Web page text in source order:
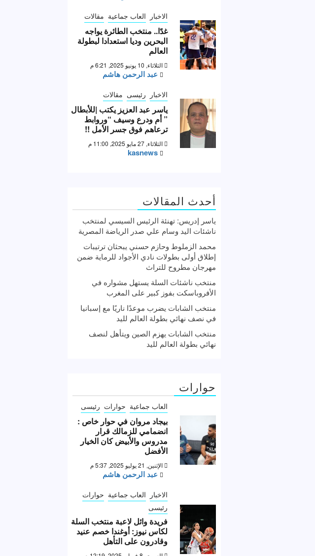
الاخبار العاب جماعية مقالات
غدًا.. منتخب الطائرة يواجه
البحرين وديا استعدادا لبطولة
العالم
الثلاثاء, 10 يونيو 2025, 6:21 م
عبد الرحمن هاشم
الاخبار رئيسى مقالات
ياسر عبد العزيز يكتب |للأبطال
” أم ودرع وسيف “وروابط
ترعاهم فوق جسر الأمل !!
الثلاثاء, 27 مايو 2025, 11:00 م
kasnews
أحدث المقالات
ياسر إدريس: تهنئة الرئيس السيسي لمنتخب
ناشئات اليد وسام علي صدر الرياضة المصرية
محمد الزملوط وحازم حسني يبحثان ترتيبات
إطلاق أولى بطولات نادي الأجواد للرماية ضمن
مهرجان مطروح للتراث
منتخب ناشئات السلة يستهل مشواره في
الأفروباسكت بفوز كبير على المغرب
منتخب الشابات يضرب موعدًا ناريًا مع إسبانيا
في نصف نهائي بطولة العالم لليد
منتخب الشابات يهزم الصين ويتأهل لنصف
نهائي بطولة العالم لليد
حوارات
العاب جماعية حوارات رئيسى
بيجاد مروان في حوار خاص :
انضمامي للزمالك قرار
مدروس والأبيض كان الخيار
الأفضل
الإثنين, 21 يوليو 2025, 5:37 م
عبد الرحمن هاشم
الاخبار العاب جماعية حوارات
رئيسى
فريدة وائل لاعبة منتخب السلة
لكاس نيوز: أوغندا خصم عنيد
وقادرون على التأهل